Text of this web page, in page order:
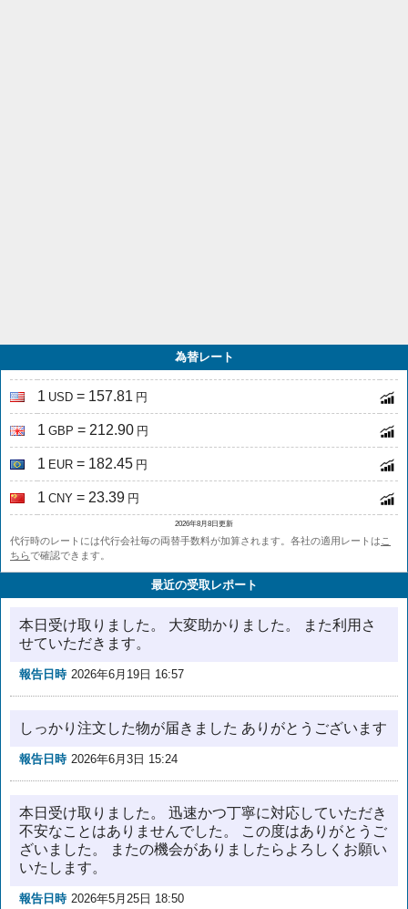
為替レート
1 USD = 157.81 円
1 GBP = 212.90 円
1 EUR = 182.45 円
1 CNY = 23.39 円
2026年8月8日更新
代行時のレートには代行会社毎の両替手数料が加算されます。各社の適用レートは こ
ちらで確認できます。
最近の受取レポート
本日受け取りました。 大変助かりました。 また利用さ
せていただきます。
報告日時 2026年6月19日 16:57
しっかり注文した物が届きました ありがとうございます
報告日時 2026年6月3日 15:24
本日受け取りました。 迅速かつ丁寧に対応していただき
不安なことはありませんでした。 この度はありがとうご
ざいました。 またの機会がありましたらよろしくお願い
いたします。
報告日時 2026年5月25日 18:50